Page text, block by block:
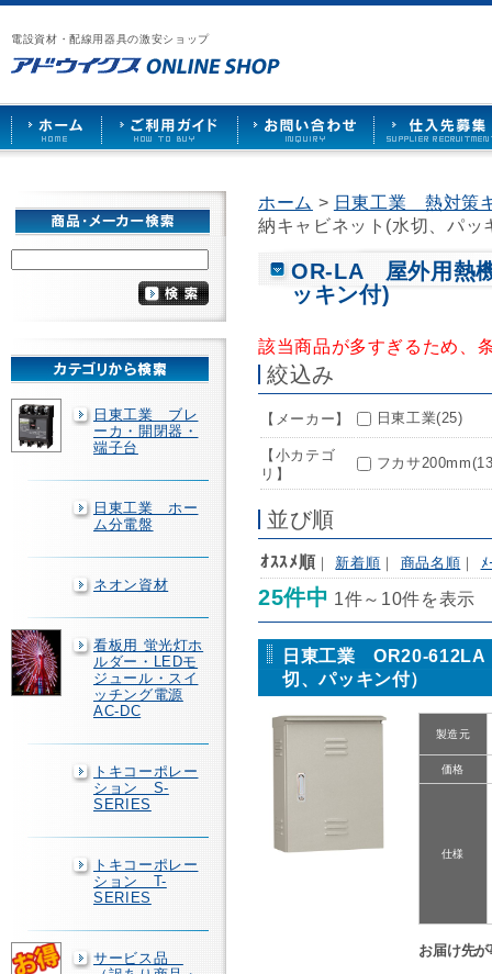
電設資材・配線用器具の激安ショップ
漏
電
ブ
レ
ー
カ
ー
や
照
ケ
ッ
ト
な
で
販
売
ア
ウ
イ
ス
HOME
ご
用
ガ
ド
お
い
合
せ
仕
先
募
日東工業 ブレ
ーカ・開閉器・
端子台
日東工業 ホー
ム分電盤
ネオン資材
看板用 蛍光灯ホ
ルダー・LEDモ
ジュール・スイ
ッチング電源
AC-DC
トキコーポレー
ション S-
SERIES
トキコーポレー
ション T-
SERIES
サービス品
ホーム > 日東工業 熱対策
納キャビネット(水切、パッ
OR-LA 屋外用熱
ッキン付)
該当商品が多すぎるため、
絞込み
【メーカー】 日東工業(25)
【小カテゴ
リ】
フカサ
並び順
ｵｽｽﾒ順 ｜ 新着順 ｜ 商品名順 ｜ ﾒ
25件中 1件～10件を表示
日東工業 OR20-612LA
切、パッキン付）
製造元
価格
仕様
お届け先